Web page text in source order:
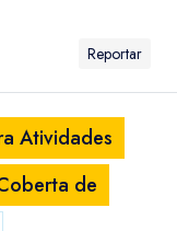
Reportar
Atividades
de